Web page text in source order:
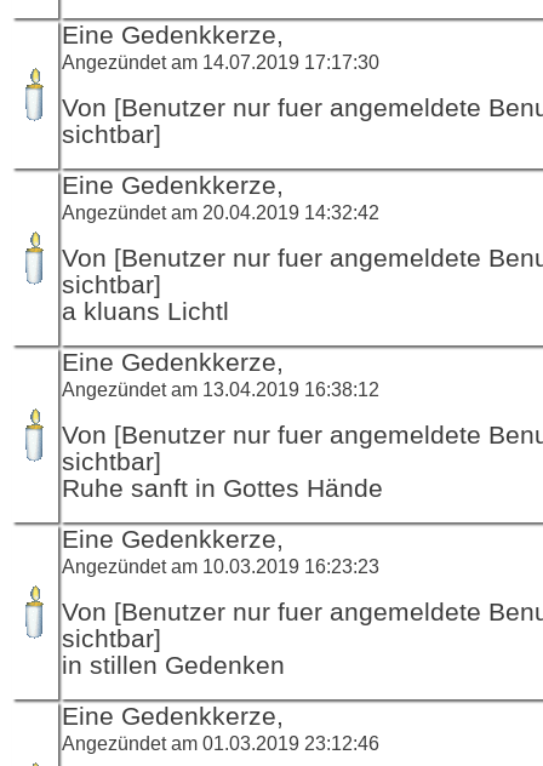
Eine Gedenkkerze,
Angezündet am 14.07.2019 17:17:30
Von [Benutzer nur fuer angemeldete
sichtbar]
Eine Gedenkkerze,
Angezündet am 20.04.2019 14:32:42
Von [Benutzer nur fuer angemeldete
sichtbar]
a kluans Lichtl
Eine Gedenkkerze,
Angezündet am 13.04.2019 16:38:12
Von [Benutzer nur fuer angemeldete
sichtbar]
Ruhe sanft in Gottes Hände
Eine Gedenkkerze,
Angezündet am 10.03.2019 16:23:23
Von [Benutzer nur fuer angemeldete
sichtbar]
in stillen Gedenken
Eine Gedenkkerze,
Angezündet am 01.03.2019 23:12:46